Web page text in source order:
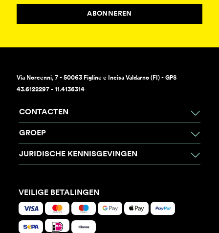
ABONNEREN
Via Norcenni, 7 - 50063 Figline e Incisa Valdarno (FI) - GPS
43.6122297 - 11.4136314
CONTACTEN
GROEP
JURIDISCHE KENNISGEVINGEN
VEILIGE BETALINGEN